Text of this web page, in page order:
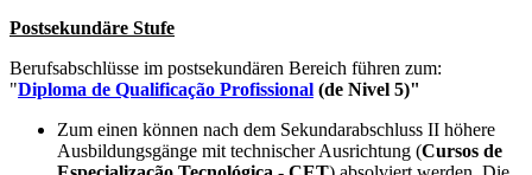
Postsekundäre Stufe
Berufsabschlüsse im postsekundären Bereich führen zum:
"Diploma de Qualificação Profissional (de Nivel 5)"
Zum einen können nach dem Sekundarabschluss II höhere
Ausbildungsgänge mit technischer Ausrichtung (Cursos de